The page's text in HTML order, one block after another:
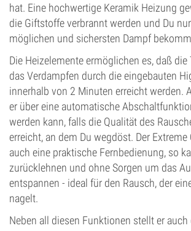
hat. Eine hochwertige Keramik Heizung
die Giftstoffe verbrannt werden und Du
möglichen und sichersten Dampf
Die Heizelemente ermöglichen es, daß
das Verdampfen durch die eingebauten
innerhalb von 2 Minuten erreicht werden.
er über eine automatische
werden kann, falls die Qualität des
erreicht, an dem Du wegdöst. Der
auch eine praktische Fernbedienung, so
zurücklehnen und ohne Sorgen um das
entspannen - ideal für den Rausch, der
nagelt.
Neben all diesen Funktionen stellt er auch